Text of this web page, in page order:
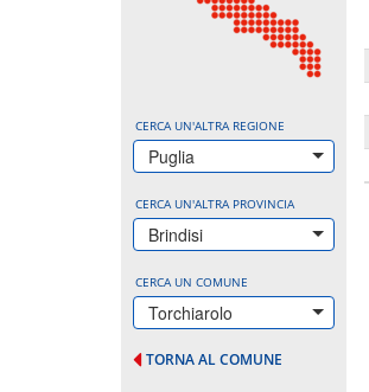
CERCA UN'ALTRA REGIONE
Puglia
CERCA UN'ALTRA PROVINCIA
Brindisi
CERCA UN COMUNE
Torchiarolo
TORNA AL COMUNE